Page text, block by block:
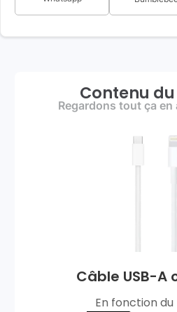
Contenu
Regardons tout ça en
Câble USB-A
En fonction